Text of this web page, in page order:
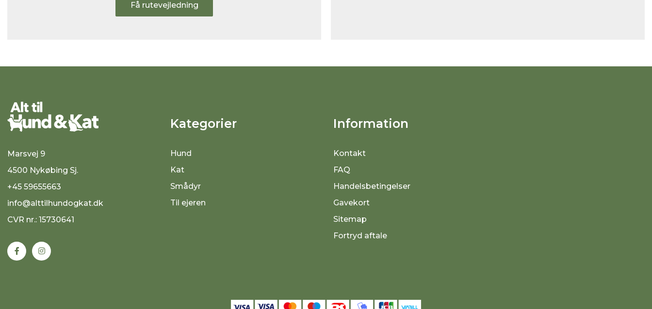
Få rutevejledning
Marsvej 9
4500 Nykøbing Sj.
+45 59655663
info@alttilhundogkat.dk
CVR nr.: 15730641
Kategorier
Hund
Kat
Smådyr
Til ejeren
Information
Kontakt
FAQ
Handelsbetingelser
Gavekort
Sitemap
Fortryd aftale